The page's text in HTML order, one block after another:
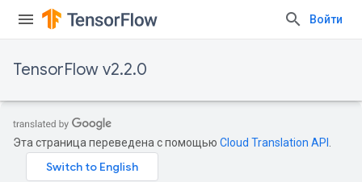
Войти
TensorFlow v2.2.0
Эта страница переведена с помощью Cloud Translation API